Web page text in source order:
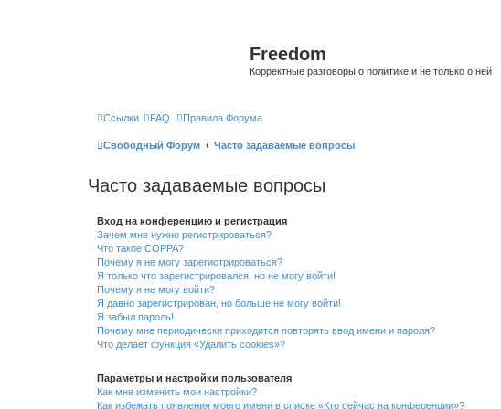
Freedom
Корректные разговоры о политике и не только о ней
Ссылки FAQ Правила Форума
Свободный Форум Часто задаваемые вопросы
Часто задаваемые вопросы
Вход на конференцию и регистрация
Зачем мне нужно регистрироваться?
Что такое COPPA?
Почему я не могу зарегистрироваться?
Я только что зарегистрировался, но не могу войти!
Почему я не могу войти?
Я давно зарегистрирован, но больше не могу войти!
Я забыл пароль!
Почему мне периодически приходится повторять ввод имени и пароля?
Что делает функция «Удалить cookies»?
Параметры и настройки пользователя
Как мне изменить мои настройки?
Как избежать появления моего имени в списке «Кто сейчас на конференции»?